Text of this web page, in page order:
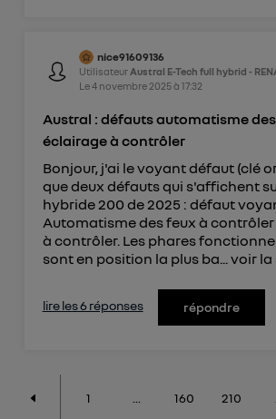
nice91609136
Utilisateur Austral E-Tech full hybrid -
Le4 novembre 2025à 17:32
Austral : défauts automatisme
éclairage à contrôler
Bonjour, j'ai le voyant défaut (clé
que deux défauts qui s'affichent
hybride 200 de 2025 : défaut
Automatisme des feux à
à contrôler. Les phares
sont en position la plus ba...voir la
lire les 6 réponses répondre
1 160 210